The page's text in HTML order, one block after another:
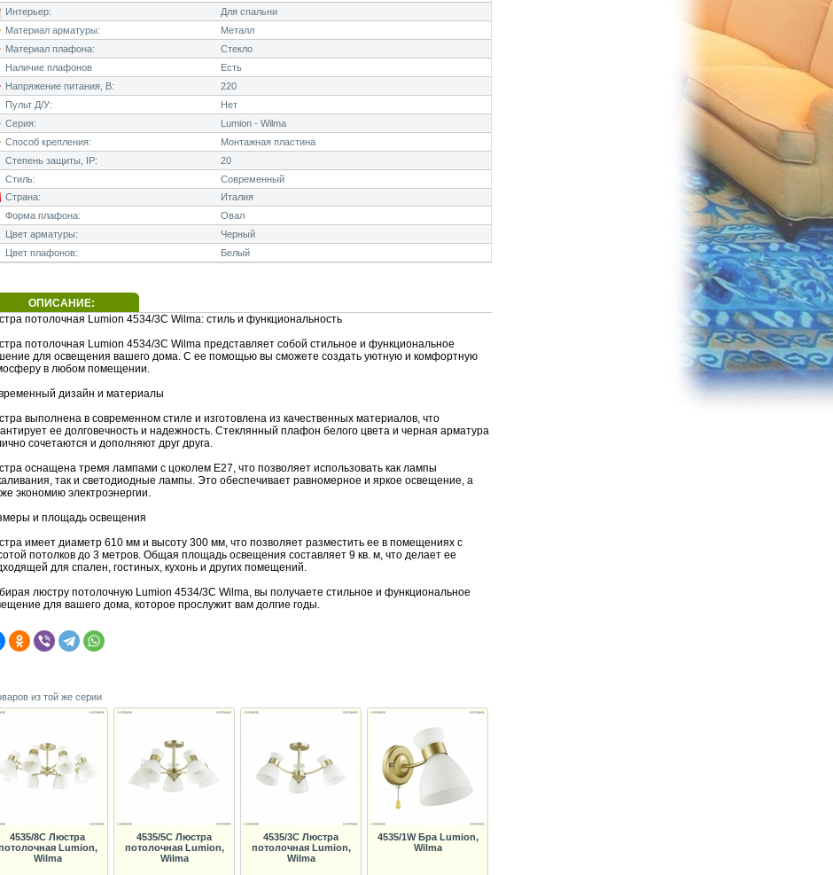
Интерьер:
Для спальни
Материал арматуры:
Металл
Материал плафона:
Стекло
Наличие плафонов
Есть
Напряжение питания, В:
220
Пульт Д/У:
Нет
Серия:
Lumion - Wilma
Способ крепления:
Монтажная пластина
Степень защиты, IP:
20
Стиль:
Современный
Страна:
Италия
Форма плафона:
Овал
Цвет арматуры:
Черный
Цвет плафонов:
Белый
ОПИСАНИЕ:
потолочная Lumion 4534/3C Wilma: стиль и функциональность
потолочная Lumion 4534/3C Wilma представляет собой стильное и функциональное
для освещения вашего дома. С ее помощью вы сможете создать уютную и комфортную
в любом помещении.
дизайн и материалы
выполнена в современном стиле и изготовлена из качественных материалов, что
ее долговечность и надежность. Стеклянный плафон белого цвета и черная арматура
сочетаются и дополняют друг друга.
оснащена тремя лампами с цоколем E27, что позволяет использовать как лампы
так и светодиодные лампы. Это обеспечивает равномерное и яркое освещение, а
экономию электроэнергии.
и площадь освещения
имеет диаметр 610 мм и высоту 300 мм, что позволяет разместить ее в помещениях с
потолков до 3 метров. Общая площадь освещения составляет 9 кв. м, что делает ее
для спален, гостиных, кухонь и других помещений.
люстру потолочную Lumion 4534/3C Wilma, вы получаете стильное и функциональное
для вашего дома, которое прослужит вам долгие годы.
из той же серии
4535/8C Люстра
Lumion,
Wilma
4535/5C Люстра
потолочная Lumion,
Wilma
4535/3C Люстра
потолочная Lumion,
Wilma
4535/1W Бра Lumion,
Wilma